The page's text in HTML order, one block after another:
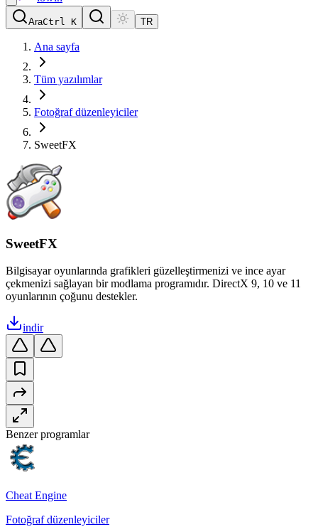
AraCtrl K TR
Ana sayfa
Tüm yazılımlar
Fotoğraf düzenleyiciler
SweetFX
SweetFX
Bilgisayar oyunlarında grafikleri güzelleştirmenizi ve ince ayar
çekmenizi sağlayan bir modlama programıdır. DirectX 9, 10 ve 11
oyunlarının çoğunu destekler.
indir
Benzer programlar
Cheat Engine
Fotoğraf düzenleyiciler